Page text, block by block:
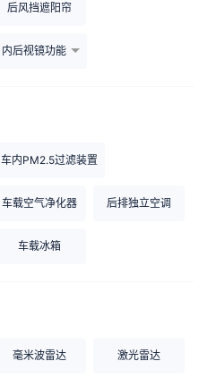
后风挡遮阳帘
内后视镜功能
车内PM2.5过滤装置
车载空气净化器 后排独立空调
车载冰箱
毫米波雷达 激光雷达